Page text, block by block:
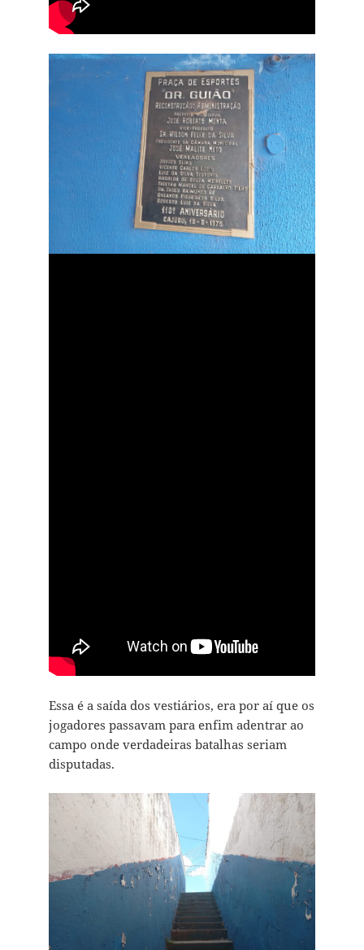
Essa é a saída dos vestiários, era por aí que os
jogadores passavam para enfim adentrar ao
campo onde verdadeiras batalhas seriam
disputadas.